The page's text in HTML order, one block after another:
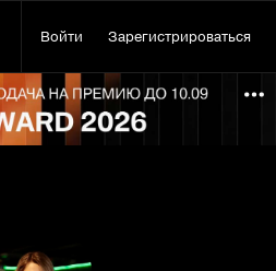
Войти Зарегистрироваться